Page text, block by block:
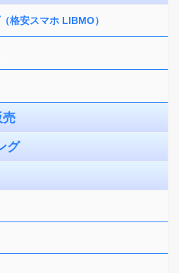
格安スマホ LIBMO）
売
グ